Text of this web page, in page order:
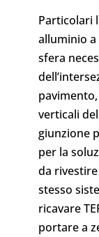
Particolari
alluminio a
sfera
verticali
giunzione
per la
da
stesso
ricavare
portare a